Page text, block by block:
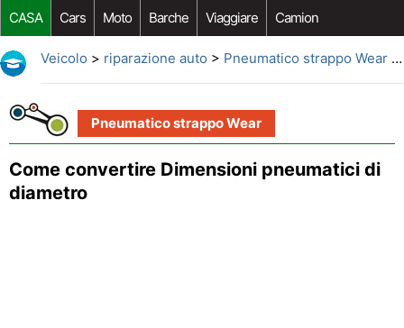
CASA Cars Moto Barche Viaggiare Camion
Riparazione Auto Acquisto Auto Car Opzioni Aftermarket
Veicolo > riparazione auto > Pneumatico strappo Wear> Come convertire Dimensioni pneumatici di diametro
Pneumatico strappo Wear
Come convertire Dimensioni pneumatici di
diametro